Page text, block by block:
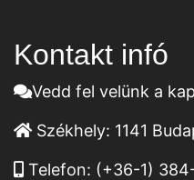
Kontakt infó
Vedd fel velünk a
Székhely: 1141
Telefon: (+36-1)